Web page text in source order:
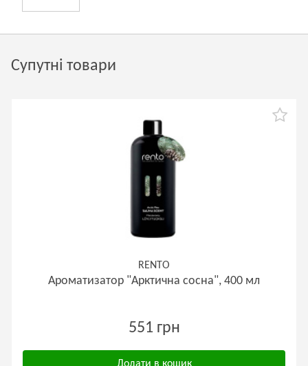
Супутні товари
RENTO
Ароматизатор "Арктична сосна", 400 мл
551 грн